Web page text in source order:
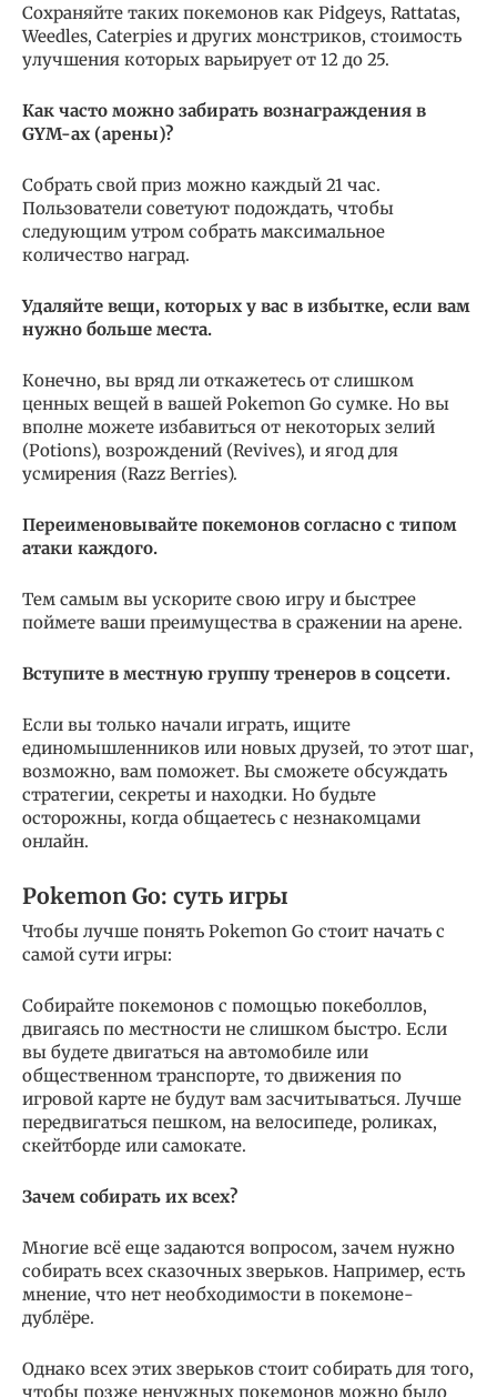
Сохраняйте таких покемонов как Pidgeys, Rattatas,
Weedles, Caterpies и других монстриков, стоимость
улучшения которых варьирует от 12 до 25.
Как часто можно забирать вознаграждения в
GYM-ах (арены)?
Собрать свой приз можно каждый 21 час.
Пользователи советуют подождать, чтобы
следующим утром собрать максимальное
количество наград.
Удаляйте вещи, которых у вас в избытке, если вам
нужно больше места.
Конечно, вы вряд ли откажетесь от слишком
ценных вещей в вашей Pokemon Go сумке. Но вы
вполне можете избавиться от некоторых зелий
(Potions), возрождений (Revives), и ягод для
усмирения (Razz Berries).
Переименовывайте покемонов согласно с типом
атаки каждого.
Тем самым вы ускорите свою игру и быстрее
поймете ваши преимущества в сражении на арене.
Вступите в местную группу тренеров в соцсети.
Если вы только начали играть, ищите
единомышленников или новых друзей, то этот шаг,
возможно, вам поможет. Вы сможете обсуждать
стратегии, секреты и находки. Но будьте
осторожны, когда общаетесь с незнакомцами
онлайн.
Pokemon Go: суть игры
Чтобы лучше понять Pokemon Go стоит начать с
самой сути игры:
Собирайте покемонов с помощью покеболлов,
двигаясь по местности не слишком быстро. Если
вы будете двигаться на автомобиле или
общественном транспорте, то движения по
игровой карте не будут вам засчитываться. Лучше
передвигаться пешком, на велосипеде, роликах,
скейтборде или самокате.
Зачем собирать их всех?
Многие всё еще задаются вопросом, зачем нужно
собирать всех сказочных зверьков. Например, есть
мнение, что нет необходимости в покемоне-
дублёре.
Однако всех этих зверьков стоит собирать для того,
чтобы позже ненужных покемонов можно было